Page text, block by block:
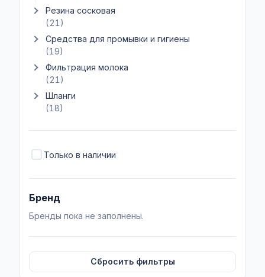
Показать подкатегории Резина сосковая
Резина сосковая
(21)
Показать подкатегории Средства для промывки и гигиены
Средства для промывки и гигиены
(19)
Показать подкатегории Фильтрация молока
Фильтрация молока
(21)
Показать подкатегории Шланги
Шланги
(18)
Только в наличии
Бренд
Бренды пока не заполнены.
Сбросить фильтры